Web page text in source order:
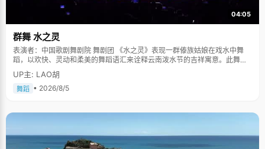
04:05
群舞 水之灵
表演者：中国歌剧舞剧院 舞剧团 《水之灵》表现一群傣族姑娘在戏水中舞
蹈，以欢快、灵动和柔美的舞蹈语汇来诠释云南泼水节的吉祥寓意。此舞蹈
多次在中国人民大会堂及国际舞台上表演，一直得到赞誉其舞美，人美，寓
意美。。
UP主: LAO胡
舞蹈 • 2026/8/5